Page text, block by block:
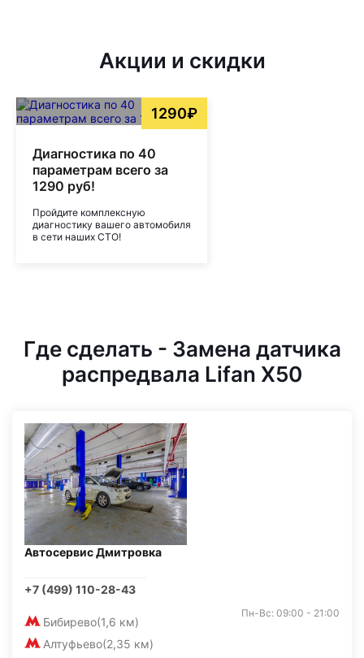
Акции и скидки
1290₽
Диагностика по 40
параметрам всего за
1290 руб!
Пройдите комплексную
диагностику вашего автомобиля
в сети наших СТО!
Где сделать - Замена датчика
распредвала Lifan X50
Автосервис Дмитровка
+7 (499) 110-28-43
Бибирево(1,6 км)
Алтуфьево(2,35 км)
Пн-Вс: 09:00 - 21:00